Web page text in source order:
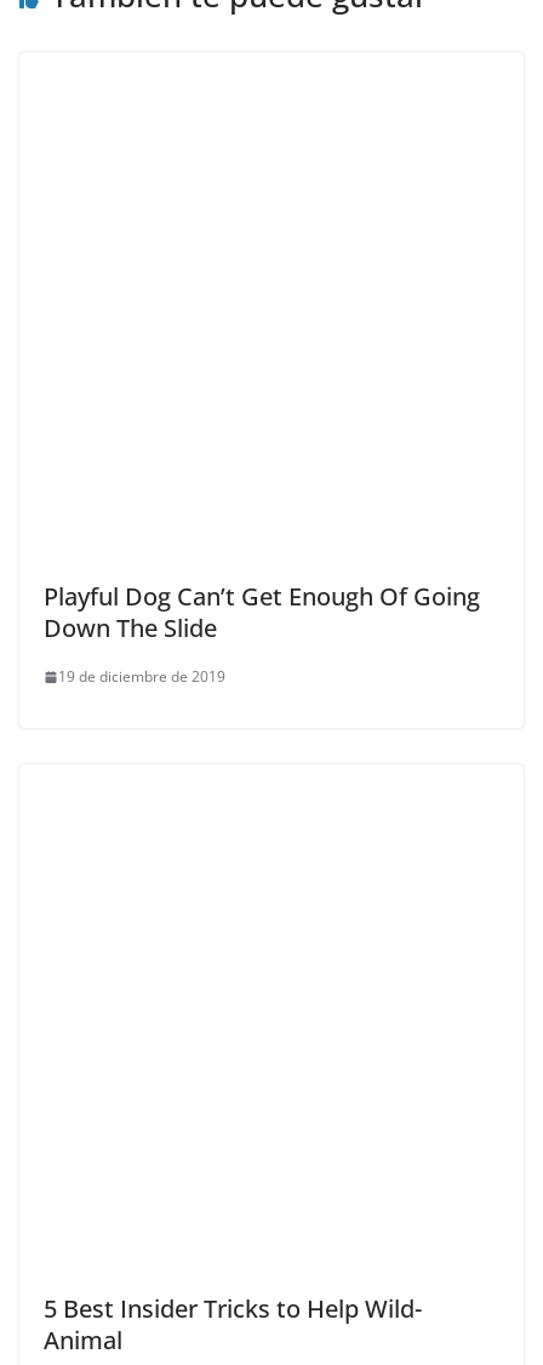
Playful Dog Can’t Get Enough Of Going
Down The Slide
19 de diciembre de 2019
5 Best Insider Tricks to Help Wild-
Animal